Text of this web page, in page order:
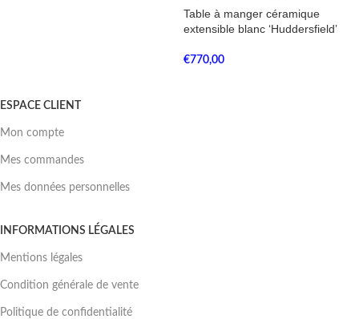
Table à manger céramique
extensible blanc ‘Huddersfield’
€770,00
ESPACE CLIENT
Mon compte
Mes commandes
Mes données personnelles
INFORMATIONS LÉGALES
Mentions légales
Condition générale de vente
Politique de confidentialité